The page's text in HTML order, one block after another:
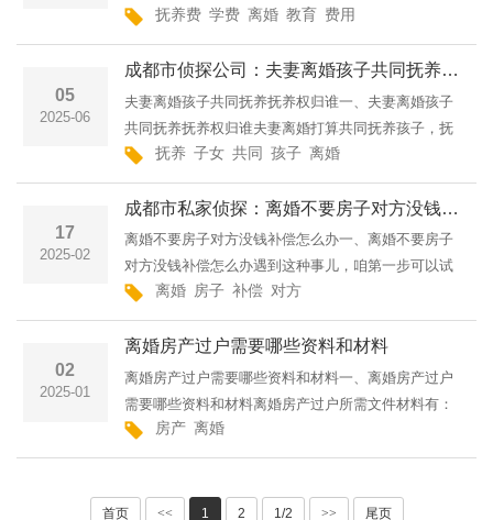
承担生活、教育、医疗等费用。离婚学费是否算抚养
费，得看具体情形。若离婚协议或法院判决明确把学
费列为抚养费一项···
抚养费 学费 离婚 教育 费用
05
2025-06
成都市侦探公司：夫妻离婚孩子共同抚养抚养权归谁
夫妻离婚孩子共同抚养抚养权归谁一、夫妻离婚孩子
共同抚养抚养权归谁夫妻离婚打算共同抚养孩子，抚
养权归属还是得确定。从法律来讲，得看怎么对孩子
成长最有利。法院会综合考虑各种因素。孩子年龄很
关键，两岁以下通···
抚养 子女 共同 孩子 离婚
17
2025-02
成都市私家侦探：离婚不要房子对方没钱补偿怎么办
离婚不要房子对方没钱补偿怎么办一、离婚不要房子
对方没钱补偿怎么办遇到这种事儿，咱第一步可以试
着跟对方好好商量商量，一起制定一个分阶段来补偿
的计划，然后把这个计划写成一份具有法律效应的书
面协议，这样就能···
离婚 房子 补偿 对方
02
2025-01
离婚房产过户需要哪些资料和材料
离婚房产过户需要哪些资料和材料一、离婚房产过户
需要哪些资料和材料离婚房产过户所需文件材料有：
离婚判决书或协议书原件及复印件，夫妻双方身份
证、户籍卡复印件，房产证及房产测绘证明。协议离
房产 离婚
首页 << 1 2 1/2 >> 尾页